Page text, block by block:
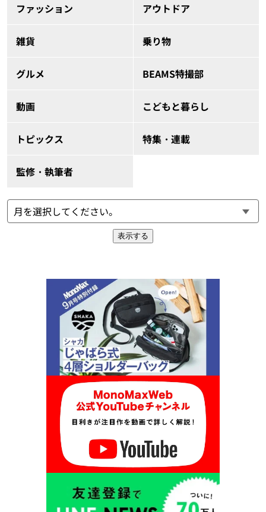
ファッション アウトドア
雑貨 乗り物
グルメ BEAMS特撮部
動画 こどもと暮らし
トピックス 特集・連載
監修・執筆者
表示する